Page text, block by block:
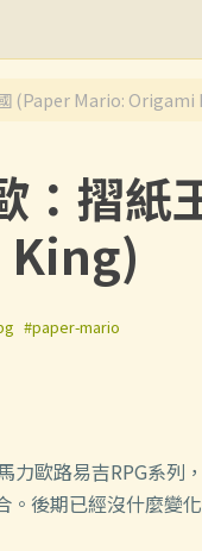
(Paper Mario: Origami
：摺紙
#paper-mario
力歐路易吉RPG系
後期已經沒什麼變